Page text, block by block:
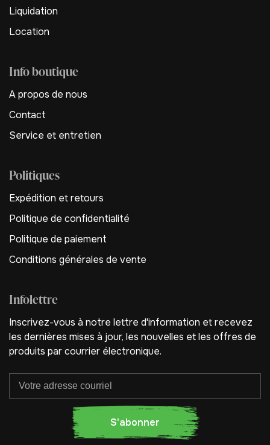
Liquidation
Location
Info boutique
A propos de nous
Contact
Service et entretien
Politiques
Expédition et retours
Politique de confidentialité
Politique de paiement
Conditions générales de vente
Infolettre
Inscrivez-vous à notre lettre d'information et recevez
les dernières mises à jour, les nouvelles et les offres de
produits par courrier électronique.
S'abonner